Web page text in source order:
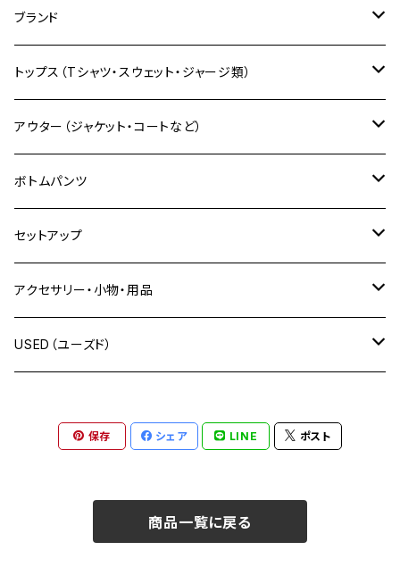
ブランド
自社限定販売
モンチッチシリーズ
ALLG（アラグ）
XLARGE（エクストララージ）
X-girl（エックスガール）
SBLM.（エスビーエムエル）
絡繰魂（カラクリタマシイ）
cookman（クックマン）
トップス（Tシャツ・スウェット・ジャージ類）
Tシャツ
長袖Tシャツ
半袖Tシャツ
シャツ
長袖シャツ
半袖シャツ
ポロ
トレーナー
スタンダード プルオーバー
パーカー
ジップパーカー
ハーフジップパーカー
アウター（ジャケット・コートなど）
ジャケット
ベスト
スカジャン
ボトムパンツ
フルレングス
ショートパンツ
つなぎ・オーバーオール
セットアップ
上下セット
上下別売り
アクセサリー・小物・用品
帽子
ブレスレット
USED（ユーズド）
アウトドア用品
保存 シェア LINE ポスト
商品一覧に戻る